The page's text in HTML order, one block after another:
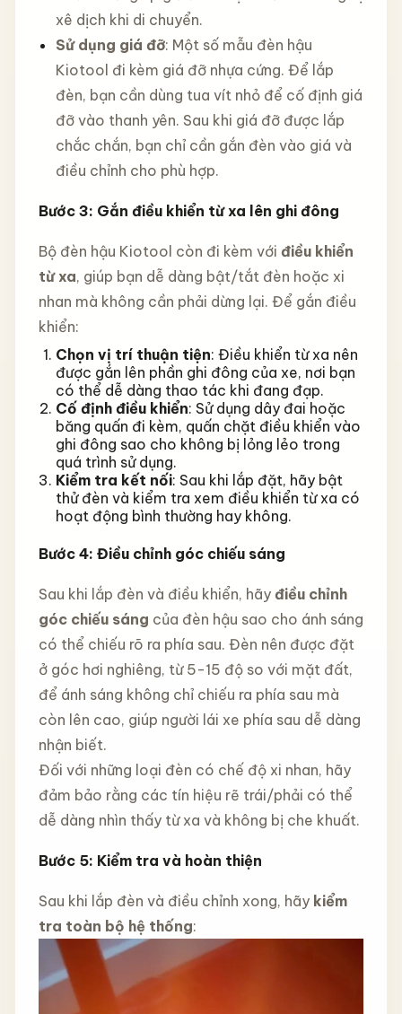
xê dịch khi di chuyển.
Sử dụng giá đỡ: Một số mẫu đèn hậu
Kiotool đi kèm giá đỡ nhựa cứng. Để lắp
đèn, bạn cần dùng tua vít nhỏ để cố định giá
đỡ vào thanh yên. Sau khi giá đỡ được lắp
chắc chắn, bạn chỉ cần gắn đèn vào giá và
điều chỉnh cho phù hợp.
Bước 3: Gắn điều khiển từ xa lên ghi đông
Bộ đèn hậu Kiotool còn đi kèm với điều khiển
từ xa, giúp bạn dễ dàng bật/tắt đèn hoặc xi
nhan mà không cần phải dừng lại. Để gắn điều
khiển:
Chọn vị trí thuận tiện: Điều khiển từ xa nên
được gắn lên phần ghi đông của xe, nơi bạn
có thể dễ dàng thao tác khi đang đạp.
Cố định điều khiển: Sử dụng dây đai hoặc
băng quấn đi kèm, quấn chặt điều khiển vào
ghi đông sao cho không bị lỏng lẻo trong
quá trình sử dụng.
Kiểm tra kết nối: Sau khi lắp đặt, hãy bật
thử đèn và kiểm tra xem điều khiển từ xa có
hoạt động bình thường hay không.
Bước 4: Điều chỉnh góc chiếu sáng
Sau khi lắp đèn và điều khiển, hãy điều chỉnh
góc chiếu sáng của đèn hậu sao cho ánh sáng
có thể chiếu rõ ra phía sau. Đèn nên được đặt
ở góc hơi nghiêng, từ 5-15 độ so với mặt đất,
để ánh sáng không chỉ chiếu ra phía sau mà
còn lên cao, giúp người lái xe phía sau dễ dàng
nhận biết.
Đối với những loại đèn có chế độ xi nhan, hãy
đảm bảo rằng các tín hiệu rẽ trái/phải có thể
dễ dàng nhìn thấy từ xa và không bị che khuất.
Bước 5: Kiểm tra và hoàn thiện
Sau khi lắp đèn và điều chỉnh xong, hãy kiểm
tra toàn bộ hệ thống: